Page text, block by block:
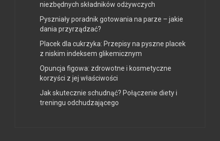
niezbędnych składników odżywczych
Pyszniały poradnik gotowania na parze – jakie
dania przyrządzać?
Placek dla cukrzyka: Przepisy na pyszne placek
z niskim indeksem glikemicznym
Opuncja figowa: zdrowotne i kosmetyczne
korzyści z jej właściwości
Jak skutecznie schudnąć? Połączenie diety i
treningu odchudzającego